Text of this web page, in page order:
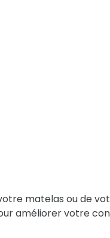
matelas ou de
améliorer votre